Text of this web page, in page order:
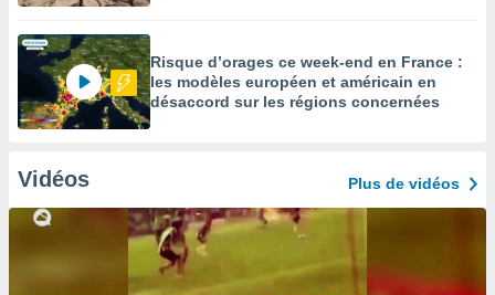
Risque d’orages ce week-end en France :
les modèles européen et américain en
désaccord sur les régions concernées
Vidéos Plus de vidéos